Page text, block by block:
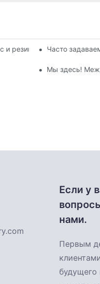
2025 года.
и резины 2025 года
Часто
Мы здесь!
Если у
нами.
Первым
будущего